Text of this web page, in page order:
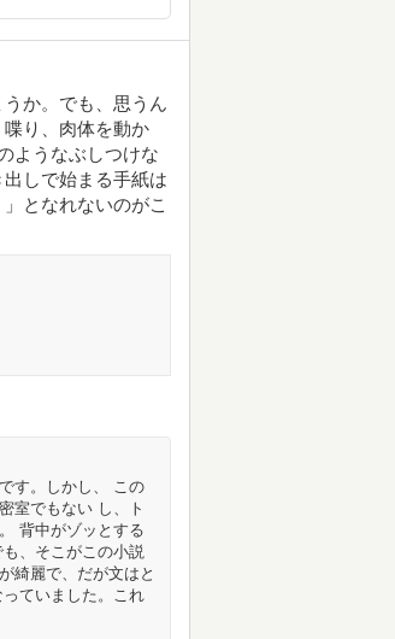
か。でも、思うん
り、肉体を動か
ようなぶしつけな
しで始まる手紙は
となれないのがこ
す。しかし、 この
室でもない し、ト
背中がゾッとする
、そこがこの小説
綺麗で、だが文はと
ていました。これ